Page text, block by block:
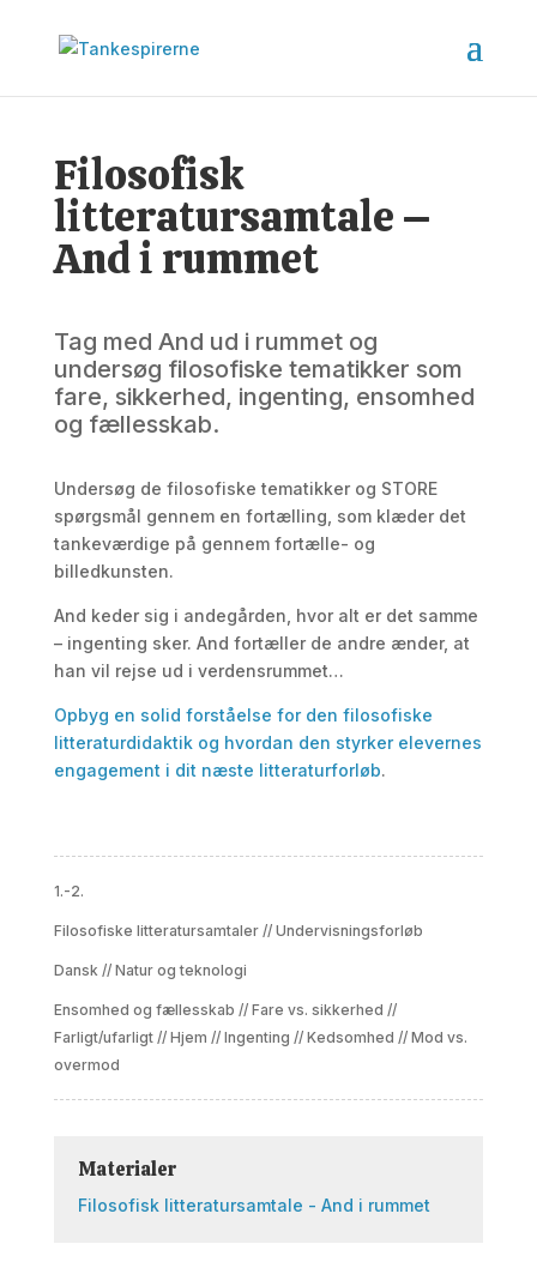
Filosofisk
litteratursamtale –
And i rummet
Tag med And ud i rummet og
undersøg filosofiske tematikker som
fare, sikkerhed, ingenting, ensomhed
og fællesskab.
Undersøg de filosofiske tematikker og STORE
spørgsmål gennem en fortælling, som klæder det
tankeværdige på gennem fortælle- og
billedkunsten.
And keder sig i andegården, hvor alt er det samme
– ingenting sker. And fortæller de andre ænder, at
han vil rejse ud i verdensrummet…
Opbyg en solid forståelse for den filosofiske
litteraturdidaktik og hvordan den styrker elevernes
engagement i dit næste litteraturforløb.
1.-2.
Filosofiske litteratursamtaler// Undervisningsforløb
Dansk// Natur og teknologi
Ensomhed og fællesskab // Fare vs. sikkerhed //
Farligt/ufarligt// Hjem // Ingenting // Kedsomhed // Mod vs.
overmod
Materialer
Filosofisk litteratursamtale - And i rummet